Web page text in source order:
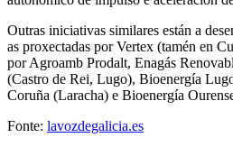
Outras iniciativas similares están a
as proxectadas por Vertex (tamén en
por Agroamb Prodalt, Enagás
(Castro de Rei, Lugo), Bioenergía
Coruña (Laracha) e Bioenergía
Fonte: lavozdegalicia.es